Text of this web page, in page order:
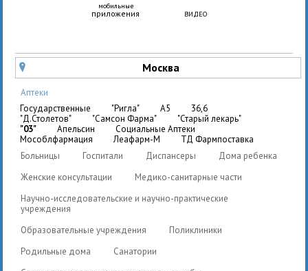
мобильные
приложения ВИДЕО
u Москва
Аптеки
государственные
"Ригла" A5
36,6
"Д.Столетов"
"Самсон Фарма"
"Старый лекарь"
"03"
Апельсин
Социальные Аптеки
Мособлфармация
Леафарм-М
ТД Фармпоставка
Больницы
Госпитали Диспансеры
Дома ребенка
Женские консультации
Медико-санитарные части
Научно-исследовательские и научно-практические
учреждения
Образовательные учреждения
Поликлиники
Родильные дома
Санатории